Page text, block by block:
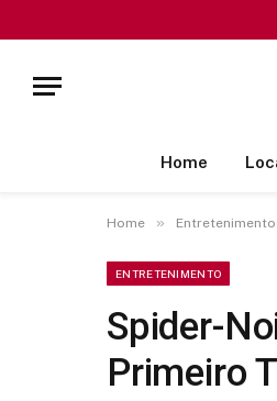
Home
Home » Entretenimento
ENTRETENIMENTO
Spider-
Primeiro